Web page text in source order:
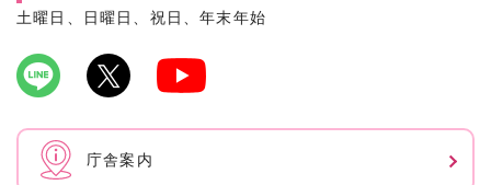
土曜日、日曜日、祝日、年末年始
庁舎案内